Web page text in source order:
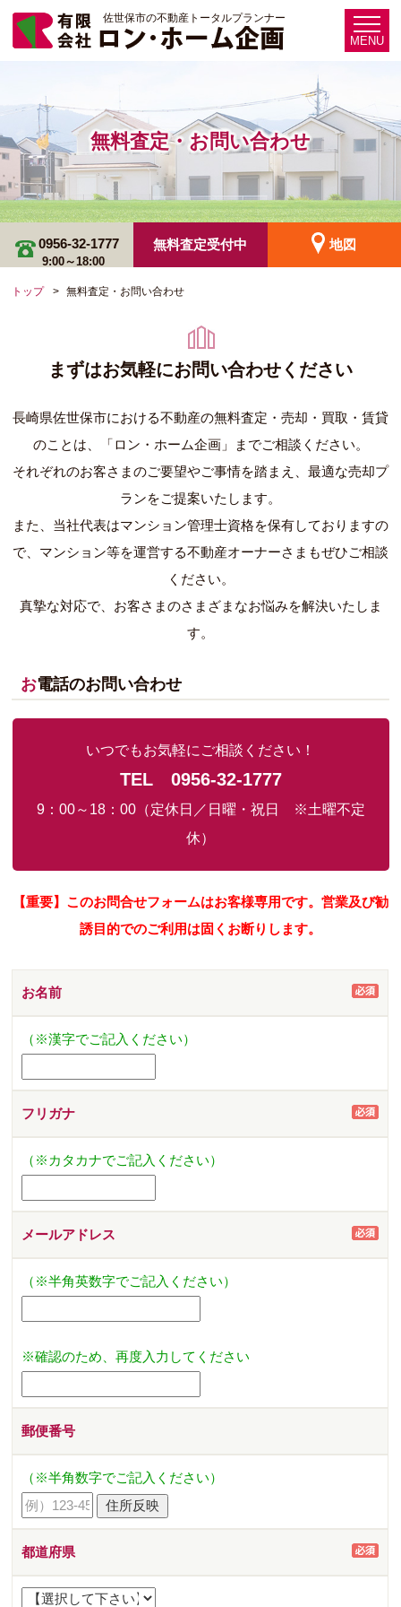
佐世保市の不動産トータルプランナー
MENU
無料査定・お問い合わせ
0956-32-1777
9:00～18:00
無料査定受付中 地図
トップ 無料査定・お問い合わせ
まずはお気軽にお問い合わせください
長崎県佐世保市における不動産の無料査定・売却・買取・賃貸
のことは、「ロン・ホーム企画」までご相談ください。
それぞれのお客さまのご要望やご事情を踏まえ、最適な売却プ
ランをご提案いたします。
また、当社代表はマンション管理士資格を保有しておりますの
で、マンション等を運営する不動産オーナーさまもぜひご相談
ください。
真摯な対応で、お客さまのさまざまなお悩みを解決いたしま
す。
お電話のお問い合わせ
いつでもお気軽にご相談ください！
TEL 0956-32-1777
9：00～18：00（定休日／日曜・祝日 ※土曜不定
休）
【重要】このお問合せフォームはお客様専用です。営業及び勧
誘目的でのご利用は固くお断りします。
お名前
（※漢字でご記入ください）
フリガナ
（※カタカナでご記入ください）
メールアドレス
（※半角英数字でご記入ください）
※確認のため、再度入力してください
郵便番号
（※半角数字でご記入ください）
都道府県